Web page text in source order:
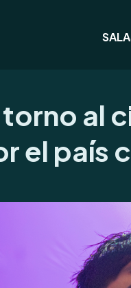
al
el país